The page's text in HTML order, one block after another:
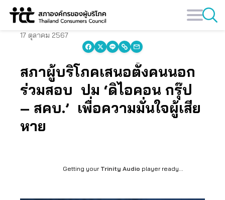
Skip
17 ตุลาคม 2567
สภาผู้บริโภคเสนอตั้งคนนอก
ร่วมสอบ ปม ‘ดิไอคอน กรุ๊ป
– สคบ.’ เพื่อความมั่นใจผู้เสีย
หาย
Getting your Trinity Audio player ready...